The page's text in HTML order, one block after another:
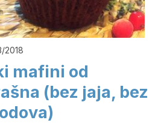
2018
mafini od
(bez jaja, bez